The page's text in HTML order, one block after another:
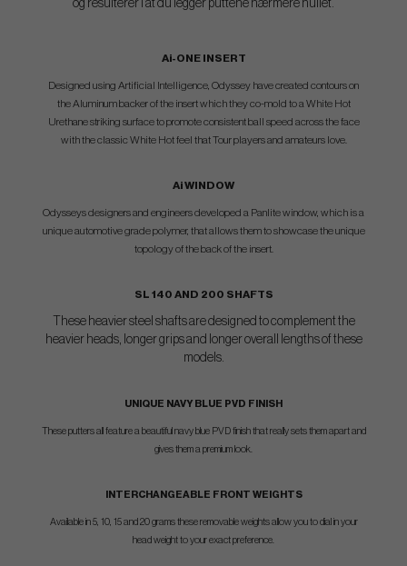
og resulterer i at du legger puttene nærmere hullet.
Ai-ONE INSERT
Designed using Artificial Intelligence, Odyssey have created contours on
the Aluminum backer of the insert which they co-mold to a White Hot
Urethane striking surface to promote consistent ball speed across the face
with the classic White Hot feel that Tour players and amateurs love.
Ai WINDOW
Odysseys designers and engineers developed a Panlite window, which is a
unique automotive grade polymer, that allows them to showcase the unique
topology of the back of the insert.
SL 140 AND 200 SHAFTS
These heavier steel shafts are designed to complement the
heavier heads, longer grips and longer overall lengths of these
models.
UNIQUE NAVY BLUE PVD FINISH
These putters all feature a beautiful navy blue PVD finish that really sets them apart and
gives them a premium look.
INTERCHANGEABLE FRONT WEIGHTS
Available in 5, 10, 15 and 20 grams these removable weights allow you to dial in your
head weight to your exact preference.